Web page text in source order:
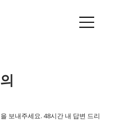
보내주세요. 48시간 내 답변 드리